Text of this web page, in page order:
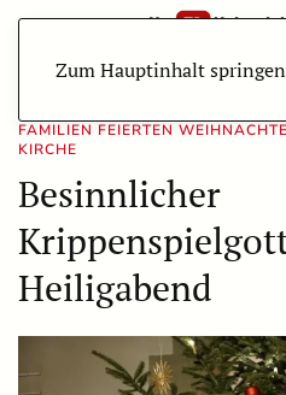
Zum Hauptinhalt springen
FAMILIEN FEIERTEN
KIRCHE
Besinnlicher
Heiligabend